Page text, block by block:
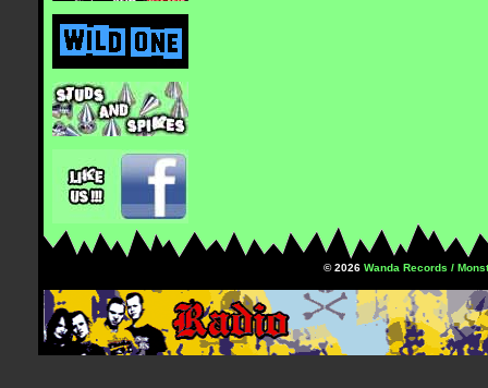
© 2026 Wanda Records /